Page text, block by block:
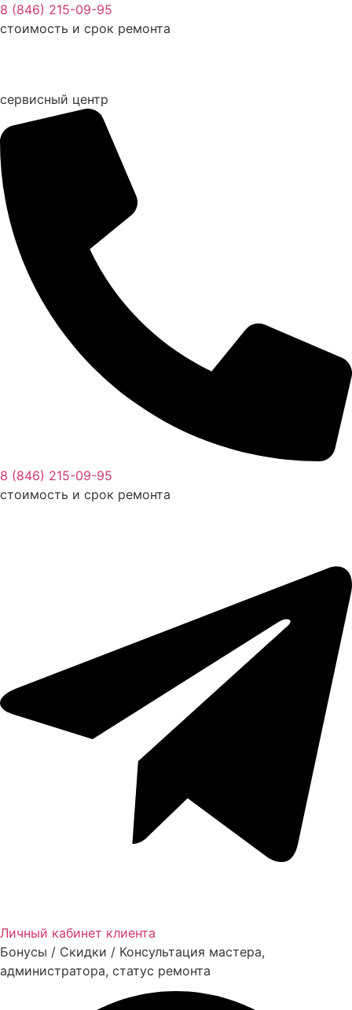
Перейти
к
8 (846) 215-09-95
стоимость и срок ремонта
сервисный центр
8 (846) 215-09-95
стоимость и срок ремонта
Личный кабинет клиента
Бонусы / Скидки / Консультация мастера,
администратора, статус ремонта